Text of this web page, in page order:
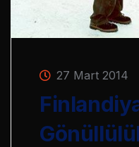
27 Mart 2014